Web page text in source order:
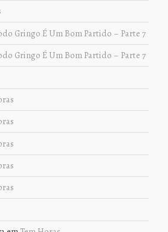
Gringo É Um Bom Partido – Parte 7
Gringo É Um Bom Partido – Parte 7